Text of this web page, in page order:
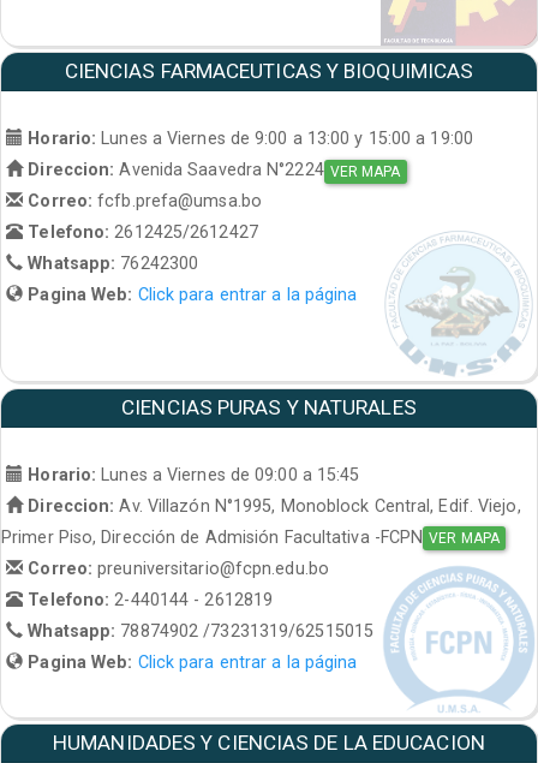
CIENCIAS FARMACEUTICAS Y BIOQUIMICAS
Horario: Lunes a Viernes de 9:00 a 13:00 y 15:00 a 19:00
Direccion: Avenida Saavedra N°2224 VER MAPA
Correo:fcfb.prefa@umsa.bo
Telefono:2612425/2612427
Whatsapp: 76242300
Pagina Web: Click para entrar a la página
CIENCIAS PURAS Y NATURALES
Horario:
Lunes a Viernes de 09:00 a 15:45
Direccion: Av. Villazón N°1995, Monoblock Central, Edif. Viejo,
Primer Piso, Dirección de Admisión Facultativa -FCPN VER MAPA
Correo:preuniversitario@fcpn.edu.bo
Telefono: 2-440144 - 2612819
Whatsapp: 78874902 /73231319/62515015
Pagina Web: Click para entrar a la página
HUMANIDADES Y CIENCIAS DE LA EDUCACION